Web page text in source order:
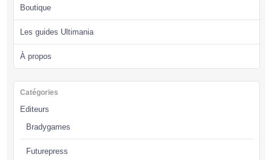
Boutique
Les guides Ultimania
À propos
Catégories
Editeurs
Bradygames
Futurepress